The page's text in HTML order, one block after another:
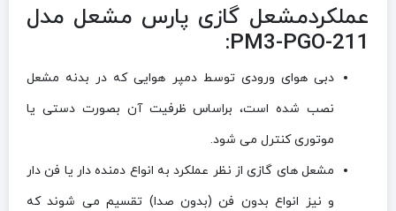
عملکردمشعل گازی پارس مشعل مدل
PM3-PGO-211:
دبی هوای ورودی توسط دمپر هوایی که در بدنه مشعل
نصب شده است، براساس ظرفیت آن بصورت دستی یا
موتوری کنترل می شود.
مشعل های گازی از نظر عملکرد به انواع دمنده دار یا فن دار
و نیز انواع بدون فن (بدون صدا) تقسیم می شوند که